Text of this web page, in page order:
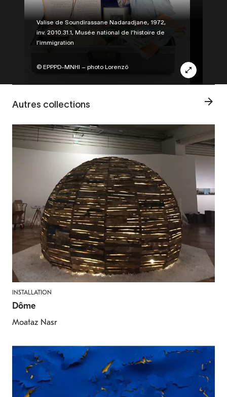
Legende
Valise de Soundirassane Nadaradjane, 1972,
inv. 2010.31.1, Musée national de l’histoire de
l’immigration
Credit
© EPPPD-MNHI – photo Lorenzö
Autres collections
INSTALLATION
Dôme
Moataz Nasr